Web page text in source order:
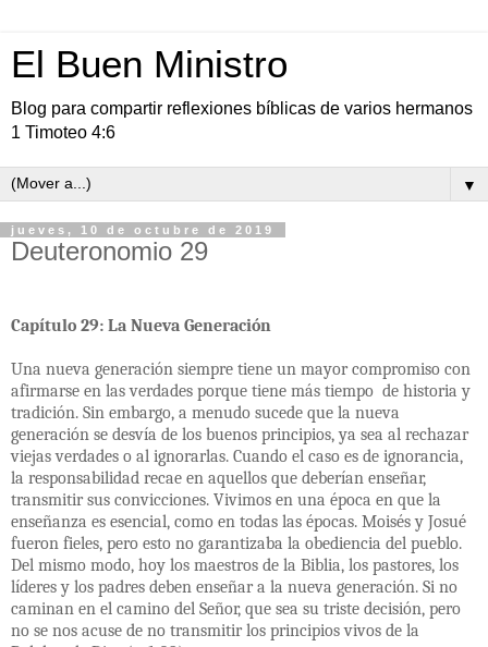
El Buen Ministro
Blog para compartir reflexiones bíblicas de varios hermanos
1 Timoteo 4:6
▼
jueves, 10 de octubre de 2019
Deuteronomio 29
Capítulo 29: La Nueva Generación
Una nueva generación siempre tiene un mayor compromiso con
afirmarse en las verdades porque tiene más tiempo de historia y
tradición. Sin embargo, a menudo sucede que la nueva
generación se desvía de los buenos principios, ya sea al rechazar
viejas verdades o al ignorarlas. Cuando el caso es de ignorancia,
la responsabilidad recae en aquellos que deberían enseñar,
transmitir sus convicciones. Vivimos en una época en que la
enseñanza es esencial, como en todas las épocas. Moisés y Josué
fueron fieles, pero esto no garantizaba la obediencia del pueblo.
Del mismo modo, hoy los maestros de la Biblia, los pastores, los
líderes y los padres deben enseñar a la nueva generación. Si no
caminan en el camino del Señor, que sea su triste decisión, pero
no se nos acuse de no transmitir los principios vivos de la